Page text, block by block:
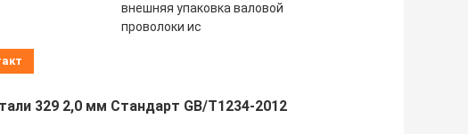
внешняя упаковка валовой
проволоки ис
329 2,0 мм Стандарт GB/T1234-2012